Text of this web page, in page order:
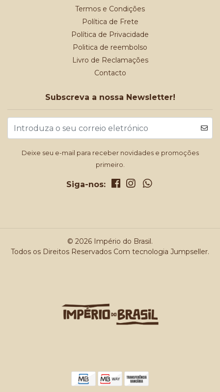
Termos e Condições
Política de Frete
Política de Privacidade
Politica de reembolso
Livro de Reclamações
Contacto
Subscreva a nossa Newsletter!
Deixe seu e-mail para receber novidades e promoções
primeiro.
Siga-nos:
© 2026 Império do Brasil.
Todos os Direitos Reservados Com tecnologia Jumpseller.